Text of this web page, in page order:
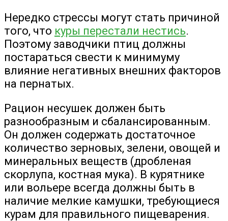
Нередко стрессы могут стать причиной
того, что куры перестали нестись.
Поэтому заводчики птиц должны
постараться свести к минимуму
влияние негативных внешних факторов
на пернатых.
Рацион несушек должен быть
разнообразным и сбалансированным.
Он должен содержать достаточное
количество зерновых, зелени, овощей и
минеральных веществ (дробленая
скорлупа, костная мука). В курятнике
или вольере всегда должны быть в
наличие мелкие камушки, требующиеся
курам для правильного пищеварения.